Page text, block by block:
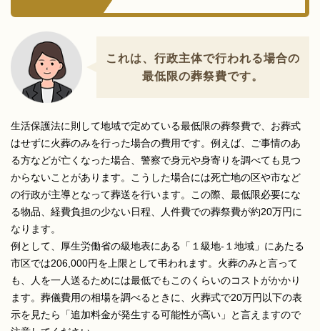
これは、行政主体で行われる場合の
最低限の葬祭費です。
生活保護法に則して地域で定めている最低限の葬祭費で、お葬式
はせずに火葬のみを行った場合の費用です。例えば、ご事情のあ
る方などが亡くなった場合、警察で身元や身寄りを調べても見つ
からないことがあります。こうした場合には死亡地の区や市など
の行政が主導となって葬送を行います。この際、最低限必要にな
る物品、経費負担の少ない日程、人件費での葬祭費が約20万円に
なります。
例として、厚生労働省の級地表にある「１級地-１地域」にあたる
市区では206,000円を上限として弔われます。火葬のみと言って
も、人を一人送るためには最低でもこのくらいのコストがかかり
ます。葬儀費用の相場を調べるときに、火葬式で20万円以下の表
示を見たら「追加料金が発生する可能性が高い」と言えますので